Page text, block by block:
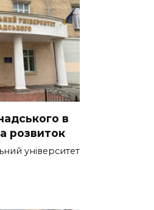
в
розвиток
університет